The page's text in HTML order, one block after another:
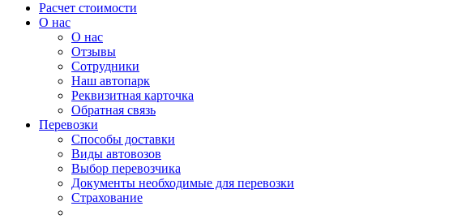
Расчет стоимости
О нас
О нас
Отзывы
Сотрудники
Наш автопарк
Реквизитная карточка
Обратная связь
Перевозки
Способы доставки
Виды автовозов
Выбор перевозчика
Документы необходимые для перевозки
Страхование